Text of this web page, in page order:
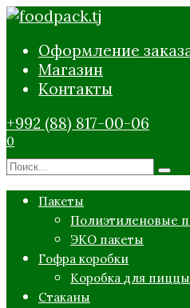
Перейти
содержанию
Оформление
Магазин
Контакты
+992 (88) 817-00-06
0
Search
Пакеты
Полиэтиленовые
ЭКО пакеты
Гофра коробки
Коробка для пиццы
Стаканы